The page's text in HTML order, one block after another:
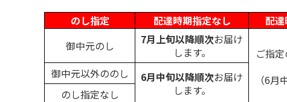
のし指定
配達時期指定なし
配
御中元のし
7月上旬以降順次お届け
します。
ご指
（6月
御中元以外ののし 6月中旬以降順次お届け
します。
のし指定なし